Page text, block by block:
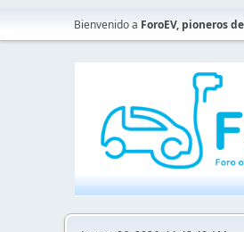
Bienvenido a ForoEV, pioneros